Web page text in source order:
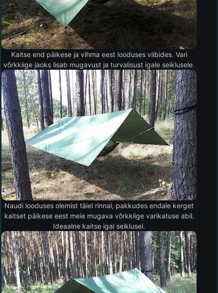
Kaitse end päikese ja vihma eest looduses viibides. Vari
võrkkiige jaoks lisab mugavust ja turvalisust igale seiklusele.
Naudi looduses olemist täiel rinnal, pakkudes endale kerget
kaitset päikese eest meie mugava võrkkiige varikatuse abil.
Ideaalne kaitse igal seiklusel.